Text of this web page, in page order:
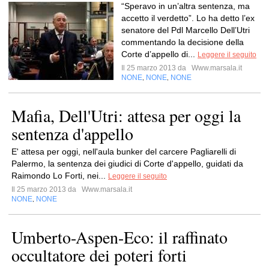
“Speravo in un’altra sentenza, ma
accetto il verdetto”. Lo ha detto l’ex
senatore del Pdl Marcello Dell’Utri
commentando la decisione della
Corte d’appello di...
Leggere il seguito
Il 25 marzo 2013 da
Www.marsala.it
NONE NONE NONE
Mafia, Dell'Utri: attesa per oggi la
sentenza d'appello
E' attesa per oggi, nell'aula bunker del carcere Pagliarelli di
Palermo, la sentenza dei giudici di Corte d'appello, guidati da
Raimondo Lo Forti, nei...
Leggere il seguito
Il 25 marzo 2013 da
Www.marsala.it
NONE NONE
Umberto-Aspen-Eco: il raffinato
occultatore dei poteri forti